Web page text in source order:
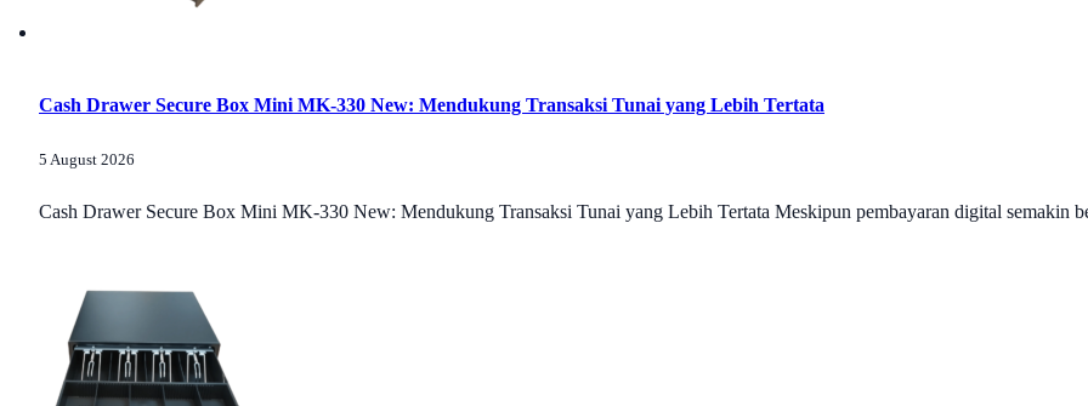
Cash Drawer Secure Box Mini MK-330 New: Mendukung Transaksi Tunai yang Lebih Tertata
5 August 2026
Cash Drawer Secure Box Mini MK-330 New: Mendukung Transaksi Tunai yang Lebih Tertata Meskipun pembayaran digital semakin